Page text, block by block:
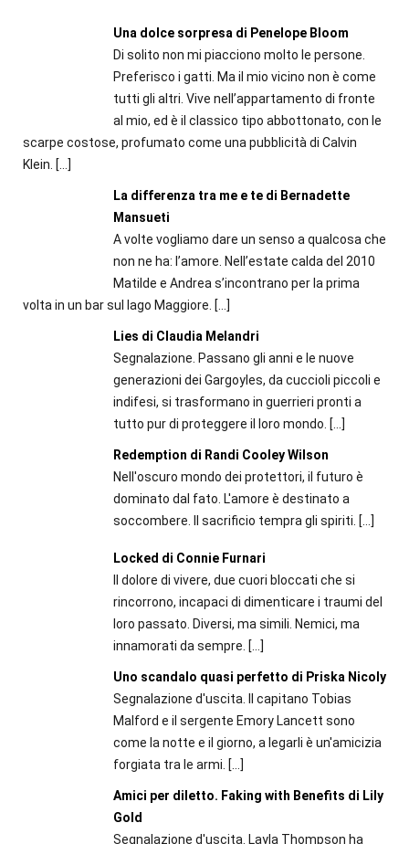
Una dolce sorpresa di Penelope Bloom
Di solito non mi piacciono molto le persone.
Preferisco i gatti. Ma il mio vicino non è come
tutti gli altri. Vive nell’appartamento di fronte
al mio, ed è il classico tipo abbottonato, con le
scarpe co­stose, profumato come una pubblicità di Calvin
Klein. […]
La differenza tra me e te di Bernadette
Mansueti
A volte vogliamo dare un senso a qualcosa che
non ne ha: l’amore. Nell’estate calda del 2010
Matilde e Andrea s’incontrano per la prima
volta in un bar sul lago Maggiore. […]
Lies di Claudia Melandri
Segnalazione. Passano gli anni e le nuove
generazioni dei Gargoyles, da cuccioli piccoli e
indifesi, si trasformano in guerrieri pronti a
tutto pur di proteggere il loro mondo. […]
Redemption di Randi Cooley Wilson
Nell'oscuro mondo dei protettori, il futuro è
dominato dal fato. L'amore è destinato a
soccombere. Il sacrificio tempra gli spiriti. […]
Locked di Connie Furnari
Il dolore di vivere, due cuori bloccati che si
rincorrono, incapaci di dimenticare i traumi del
loro passato. Diversi, ma simili. Nemici, ma
innamorati da sempre. […]
Uno scandalo quasi perfetto di Priska Nicoly
Segnalazione d'uscita. Il capitano Tobias
Malford e il sergente Emory Lancett sono
come la notte e il giorno, a legarli è un'amicizia
forgiata tra le armi. […]
Amici per diletto. Faking with Benefits di Lily
Gold
Segnalazione d'uscita. Layla Thompson ha